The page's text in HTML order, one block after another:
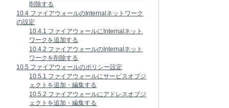
削除する
10.4 ファイアウォールのInternalネットワーク
の設定
10.4.1 ファイアウォールにInternalネット
ワークを追加する
10.4.2 ファイアウォールのInternalネット
ワークを削除する
10.5 ファイアウォールのポリシー設定
10.5.1 ファイアウォールにサービスオブジ
ェクトを追加・編集する
10.5.2 ファイアウォールにアドレスオブジ
ェクトを追加・編集する